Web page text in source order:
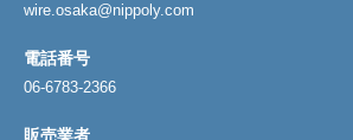
wire.osaka@nippoly.com
電話番号
06-6783-2366
販売業者